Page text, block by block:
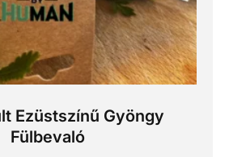
Ezüstszínű Gyöngy
Fülbevaló